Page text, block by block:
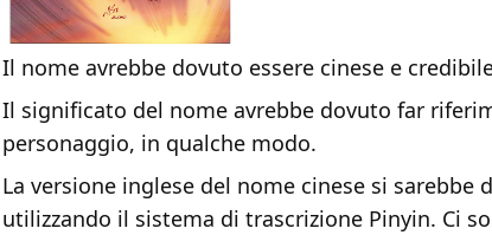
Il nome avrebbe dovuto essere cinese e
Il significato del nome avrebbe dovuto far
personaggio, in qualche modo.
La versione inglese del nome cinese si sarebbe
utilizzando il sistema di trascrizione Pinyin. Ci